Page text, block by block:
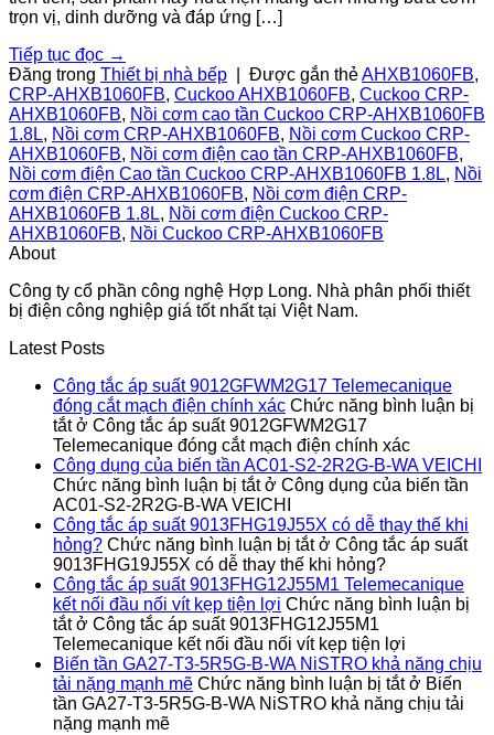
trọn vị, dinh dưỡng và đáp ứng […]
Tiếp tục đọc →
Đăng trong Thiết bị nhà bếp Được gắn thẻAHXB1060FB,
CRP-AHXB1060FB, Cuckoo AHXB1060FB, Cuckoo CRP-
AHXB1060FB, Nồi cơm cao tần Cuckoo CRP-AHXB1060FB
1.8L, Nồi cơm CRP-AHXB1060FB, Nồi cơm Cuckoo CRP-
AHXB1060FB, Nồi cơm điện cao tần CRP-AHXB1060FB,
Nồi cơm điện Cao tần Cuckoo CRP-AHXB1060FB 1.8L, Nồi
cơm điện CRP-AHXB1060FB, Nồi cơm điện CRP-
AHXB1060FB 1.8L, Nồi cơm điện Cuckoo CRP-
AHXB1060FB, Nồi Cuckoo CRP-AHXB1060FB
About
Công ty cổ phần công nghệ Hợp Long. Nhà phân phối thiết
bị điện công nghiệp giá tốt nhất tại Việt Nam.
Latest Posts
Công tắc áp suất 9012GFWM2G17 Telemecanique
đóng cắt mạch điện chính xác Chức năng bình luận bị
tắtở Công tắc áp suất 9012GFWM2G17
Telemecanique đóng cắt mạch điện chính xác
Công dụng của biến tần AC01-S2-2R2G-B-WA VEICHI
Chức năng bình luận bị tắtở Công dụng của biến tần
AC01-S2-2R2G-B-WA VEICHI
Công tắc áp suất 9013FHG19J55X có dễ thay thế khi
hỏng? Chức năng bình luận bị tắtở Công tắc áp suất
9013FHG19J55X có dễ thay thế khi hỏng?
Công tắc áp suất 9013FHG12J55M1 Telemecanique
kết nối đầu nối vít kẹp tiện lợi Chức năng bình luận bị
tắtở Công tắc áp suất 9013FHG12J55M1
Telemecanique kết nối đầu nối vít kẹp tiện lợi
Biến tần GA27-T3-5R5G-B-WA NiSTRO khả năng chịu
tải nặng mạnh mẽ Chức năng bình luận bị tắtở Biến
tần GA27-T3-5R5G-B-WA NiSTRO khả năng chịu tải
nặng mạnh mẽ